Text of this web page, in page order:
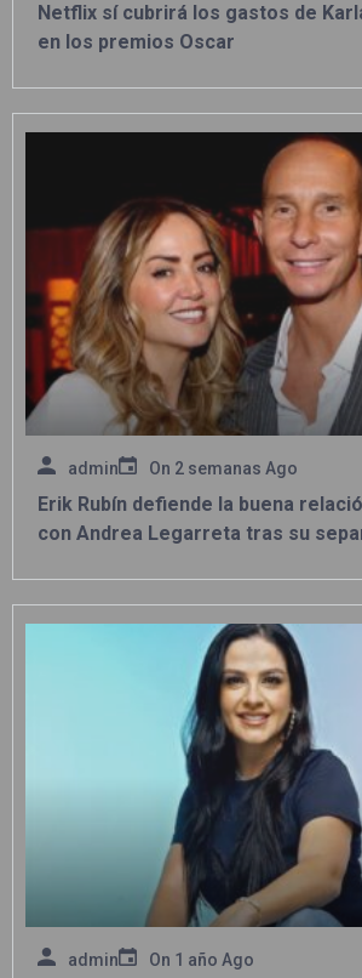
Netflix sí cubrirá los gastos de
en los premios Oscar
admin On 2 semanas Ago
Erik Rubín defiende la buena
con Andrea Legarreta tras su
admin On 1 año Ago